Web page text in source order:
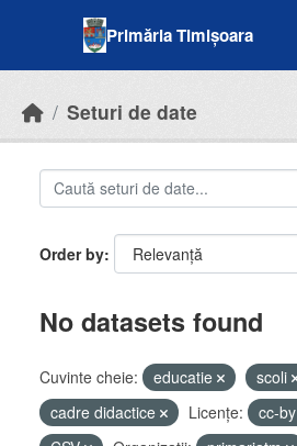
Primăria Timișoara
Seturi de date
Order by
No datasets found
Cuvinte cheie: educatie scoli
cadre didactice
Licenţe: cc-by